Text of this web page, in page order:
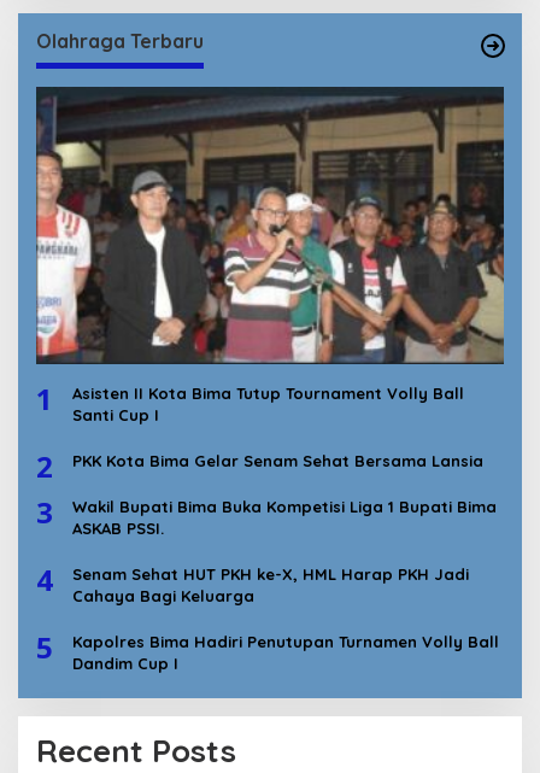
Olahraga Terbaru
1
Asisten II Kota Bima Tutup Tournament Volly Ball
Santi Cup I
2 PKK Kota Bima Gelar Senam Sehat Bersama Lansia
3
Wakil Bupati Bima Buka Kompetisi Liga 1 Bupati Bima
ASKAB PSSI.
4
Senam Sehat HUT PKH ke-X, HML Harap PKH Jadi
Cahaya Bagi Keluarga
5
Kapolres Bima Hadiri Penutupan Turnamen Volly Ball
Dandim Cup I
Recent Posts